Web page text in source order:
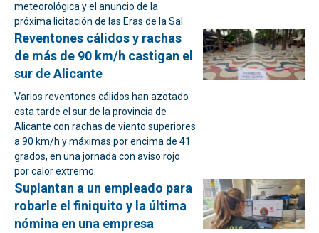
meteorológica y el anuncio de la
próxima licitación de las Eras de la Sal
Reventones cálidos y rachas
de más de 90 km/h castigan el
sur de Alicante
Varios reventones cálidos han azotado
esta tarde el sur de la provincia de
Alicante con rachas de viento superiores
a 90 km/h y máximas por encima de 41
grados, en una jornada con aviso rojo
por calor extremo.
Suplantan a un empleado para
robarle el finiquito y la última
nómina en una empresa